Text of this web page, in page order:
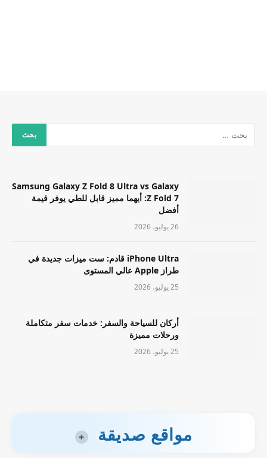
Samsung Galaxy Z Fold 8 Ultra vs Galaxy
Z Fold 7: أيهما مميز قابل للطي يوفر قيمة
أفضل
26 يوليو، 2026
iPhone Ultra قادم: ست ميزات جديدة في
طراز Apple عالي المستوى
25 يوليو، 2026
أركان للسياحة والسفر: خدمات سفر متكاملة
ورحلات مميزة
25 يوليو، 2026
مواقع صديقة +